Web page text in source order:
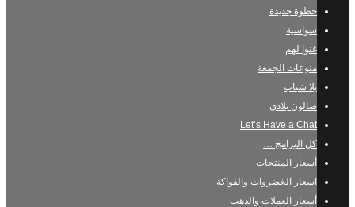
خطوة جديدة
سواسية
غنوا لهم
منوعات الجمعة
يلا شباب
صالون بلادي
Let’s Have a Chat
كل البرامج …
أسعار المنتجات
اسعار الخضروات والفواكة
أسعار العملات والذهب